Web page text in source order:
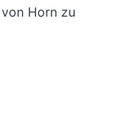
Horn zu